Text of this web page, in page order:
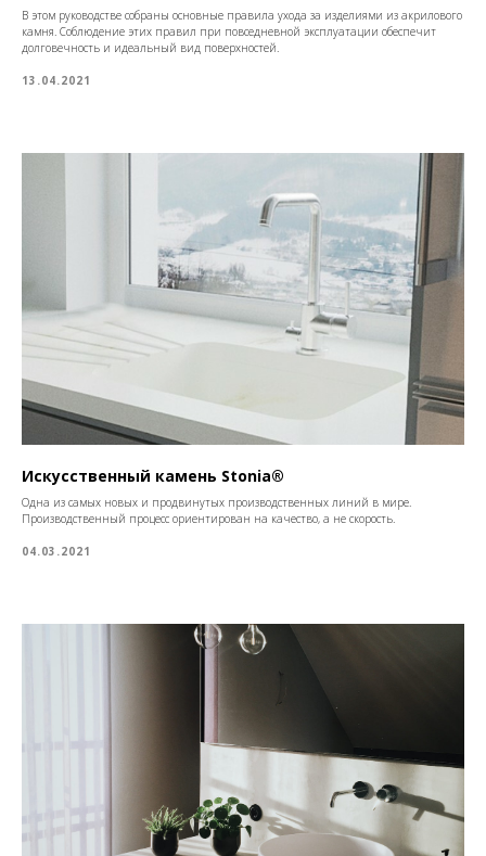
В этом руководстве собраны основные правила ухода за изделиями из акрилового
камня. Соблюдение этих правил при повседневной эксплуатации обеспечит
долговечность и идеальный вид поверхностей.
13.04.2021
Искусственный камень Stonia®
Одна из самых новых и продвинутых производственных линий в мире.
Производственный процесс ориентирован на качество, а не скорость.
04.03.2021